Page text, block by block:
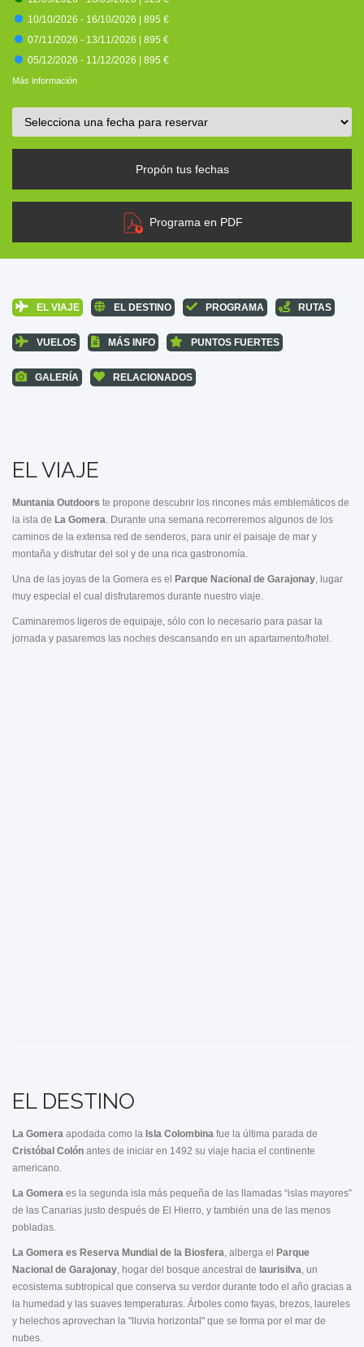
10/10/2026 - 16/10/2026 | 895 €
07/11/2026 - 13/11/2026 | 895 €
05/12/2026 - 11/12/2026 | 895 €
Más información
Propón tus fechas
Programa en PDF
EL VIAJE EL DESTINO PROGRAMA RUTAS
VUELOS MÁS INFO PUNTOS FUERTES
GALERÍA RELACIONADOS
EL VIAJE
Muntania Outdoors te propone descubrir los rincones más emblemáticos de
la isla de La Gomera. Durante una semana recorreremos algunos de los
caminos de la extensa red de senderos, para unir el paisaje de mar y
montaña y disfrutar del sol y de una rica gastronomía.
Una de las joyas de la Gomera es el Parque Nacional de Garajonay, lugar
muy especial el cual disfrutaremos durante nuestro viaje.
Caminaremos ligeros de equipaje, sólo con lo necesario para pasar la
jornada y pasaremos las noches descansando en un apartamento/hotel.
EL DESTINO
La Gomera apodada como la Isla Colombina fue la última parada de
Cristóbal Colón antes de iniciar en 1492 su viaje hacia el continente
americano.
La Gomera es la segunda isla más pequeña de las llamadas “islas mayores”
de las Canarias justo después de El Hierro, y también una de las menos
pobladas.
La Gomera es Reserva Mundial de la Biosfera, alberga el
Parque
Nacional de Garajonay, hogar del bosque ancestral de laurisilva, un
ecosistema subtropical que conserva su verdor durante todo el año gracias a
la humedad y las suaves temperaturas. Árboles como fayas, brezos, laureles
y helechos aprovechan la "lluvia horizontal" que se forma por el mar de
nubes.